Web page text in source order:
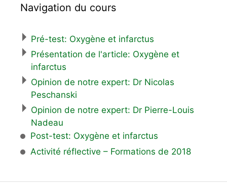
Navigation du cours
Pré-test: Oxygène et infarctus
Présentation de l'article: Oxygène et
infarctus
Opinion de notre expert: Dr Nicolas
Peschanski
Opinion de notre expert: Dr Pierre-Louis
Nadeau
Post-test: Oxygène et infarctus
Activité réflective – Formations de 2018